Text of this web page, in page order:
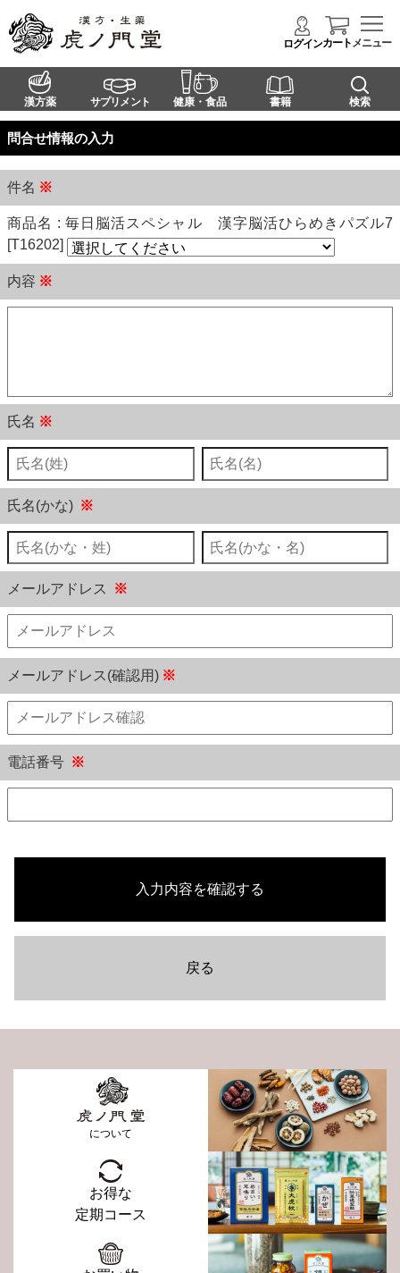
ログインカートメニュー
漢方薬 サプリメント 健康・食品 書籍 検索
問合せ情報の入力
件名 ※
商品名 : 毎日脳活スペシャル 漢字脳活ひらめきパズル7
[T16202]
内容 ※
氏名 ※
氏名(かな) ※
メールアドレス ※
メールアドレス(確認用) ※
電話番号 ※
入力内容を確認する
戻る
について
お得な
定期コース